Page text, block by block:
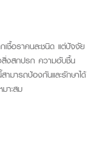
เชื้อราคนละชนิด แต่ปัจจัย
สิ่งสกปรก ความอับชื้น
มารถป้องกันและรักษาได้
าะสม